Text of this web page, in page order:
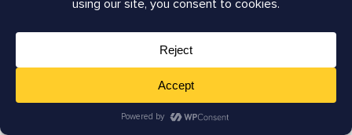
Sopra: Abbiamo ottimizzato questo post per
includere un'emoji e accorciato la descrizione in
modo che non venga troncata quando condivisa su